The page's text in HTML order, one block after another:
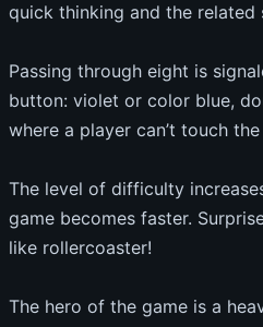
quick thinking and the related
Passing through eight is
button: violet or color blue,
where a player can’t touch
The level of difficulty
game becomes faster.
like rollercoaster!
The hero of the game is a